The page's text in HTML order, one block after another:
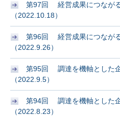
第97回 経営成果につながる
（2022.10.18）
第96回 経営成果につながる
（2022.9.26）
第95回 調達を機軸とした企
（2022.9.5）
第94回 調達を機軸とした企
（2022.8.23）